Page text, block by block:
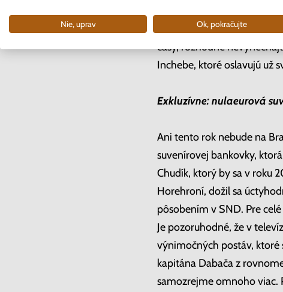
plechovky a ďalšie
zostala až do dospelosti.
časy, rozhodne
Inchebe, ktoré oslavujú už
Exkluzívne: nulaeurová
Ani tento rok nebude na
suvenírovej bankovky,
Chudík, ktorý by sa v roku
Horehroní, dožil sa
pôsobením v SND. Pre
Je pozoruhodné, že v
výnimočných postáv, ktoré
kapitána Dabača z
samozrejme omnoho viac.
Nie, uprav Ok, pokračujte